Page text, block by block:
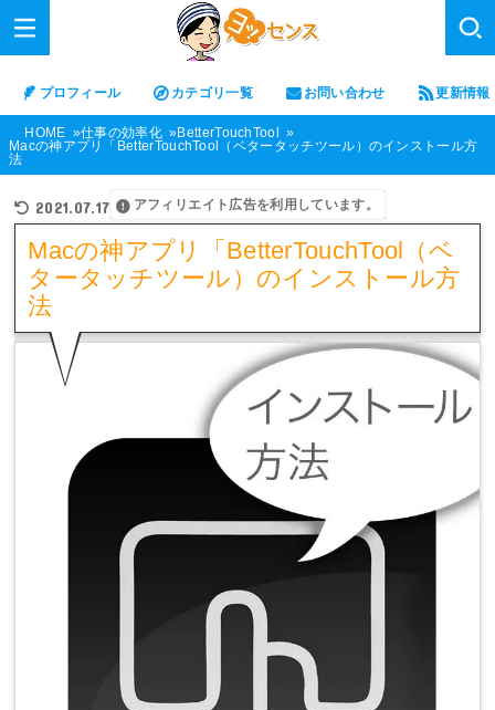
プロフィール カテゴリ一覧 お問い合わせ 更新情報
HOME 仕事の効率化
BetterTouchTool
Macの神アプリ「BetterTouchTool（ベタータッチツール）のインストール方
法
2021.07.17 アフィリエイト広告を利用しています。
Macの神アプリ「BetterTouchTool（ベ
タータッチツール）のインストール方
法